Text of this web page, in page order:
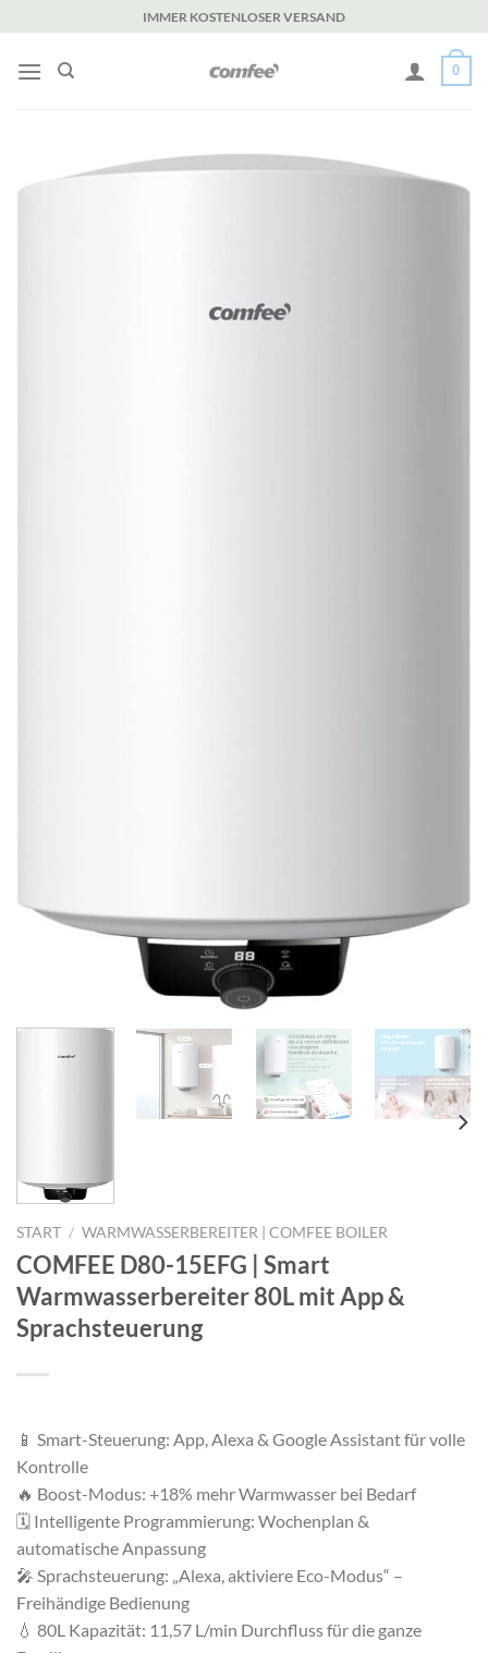
Inhalt
springen
IMMER KOSTENLOSER VERSAND
0
START / WARMWASSERBEREITER | COMFEE BOILER
COMFEE D80-15EFG | Smart
Warmwasserbereiter 80L mit App &
Sprachsteuerung
📱 Smart-Steuerung: App, Alexa & Google Assistant für volle
Kontrolle
🔥 Boost-Modus: +18% mehr Warmwasser bei Bedarf
🗓️ Intelligente Programmierung: Wochenplan &
automatische Anpassung
🎤 Sprachsteuerung: „Alexa, aktiviere Eco-Modus“ –
Freihändige Bedienung
💧 80L Kapazität: 11,57 L/min Durchfluss für die ganze